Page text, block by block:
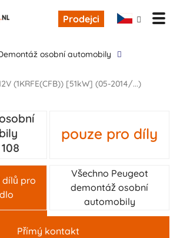
Prodejci
demontáž osobní automobily
(1KRFE(CFB)) [51kW] (05-2014/...)
pouze pro díly
pro
Všechno Peugeot
demontáž osobní
automobily
Přímý kontakt